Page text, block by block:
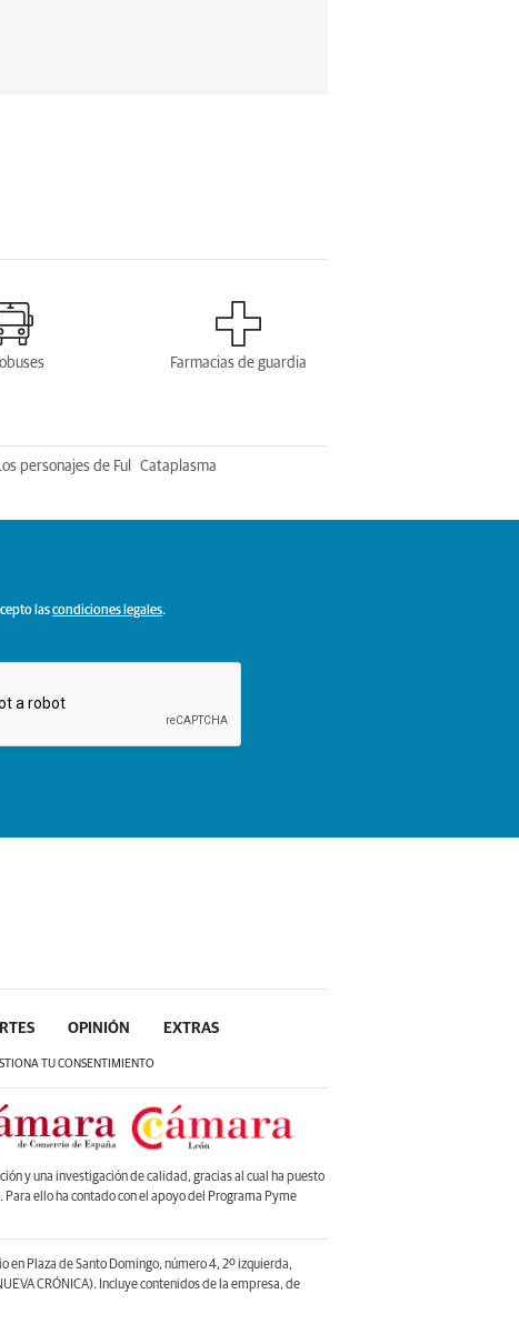
Farmacias de guardia
personajes de Ful Cataplasma
lascondiciones legales.
OPINIÓN EXTRAS
TU CONSENTIMIENTO
y una investigación de calidad, gracias al cual ha puesto
ello ha contado con el apoyo del Programa Pyme
en Plaza de Santo Domingo, número 4, 2º izquierda,
CRÓNICA). Incluye contenidos de la empresa, de